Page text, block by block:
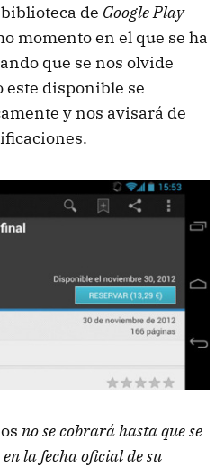
de Google Play
momento en el que se ha
que se nos olvide
este disponible se
y nos avisará de
no se cobrará hasta que se
la fecha oficial de su